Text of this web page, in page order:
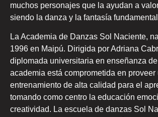
muchos personajes que la ayudan a
siendo la danza y la fantasía
La Academia de Danzas Sol Naciente,
1996 en Maipú. Dirigida por Adriana
diplomada universitaria en enseñanza
academia está comprometida en proveer
entrenamiento de alta calidad para el
tomando como centro la educación
creatividad. La escuela de danzas Sol